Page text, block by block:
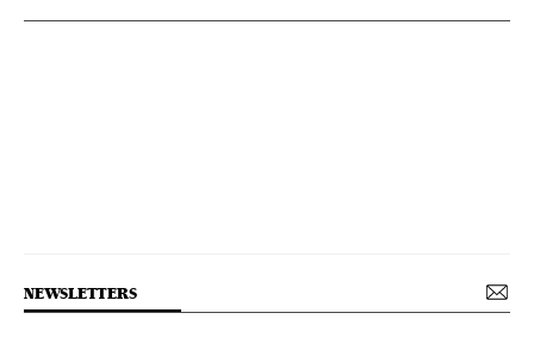
NEWSLETTERS